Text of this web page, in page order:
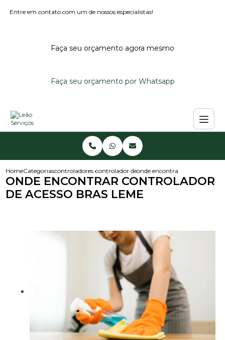
Entre em contato com um de nossos especialistas!
Faça seu orçamento agora mesmo
Faça seu orçamento por Whatsapp
HomeCategoriascontroladores de acessocontrolador de acesso para condominio
onde encontrar controlador de
ONDE ENCONTRAR CONTROLADOR
DE ACESSO BRAS LEME